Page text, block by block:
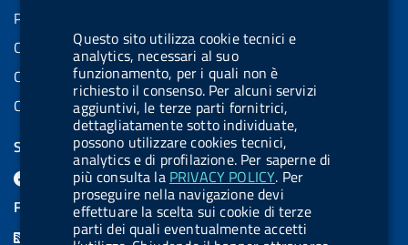
Questo sito utilizza cookie tecnici e
analytics, necessari al suo
funzionamento, per i quali non è
richiesto il consenso. Per alcuni servizi
aggiuntivi, le terze parti fornitrici,
dettagliatamente sotto individuate,
possono utilizzare cookies tecnici,
analytics e di profilazione. Per saperne di
più consulta la PRIVACY POLICY. Per
proseguire nella navigazione devi
effettuare la scelta sui cookie di terze
parti dei quali eventualmente accetti
Partita IVA: 08703841000
Codice Fiscale: 97345810580
Codice IPA AIFA: aifa_rm
Codice IPA UCB: UFE1TR
SEGUICI SU
l
a
b
X
B
l
u
Y
o
u
l
a
b
FEED RSS